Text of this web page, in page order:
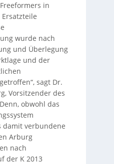
in
wurde nach
und Überlegung
und der
sagt Dr.
Vorsitzender des
obwohl das
damit verbundene
Arburg
nach
der K 2013